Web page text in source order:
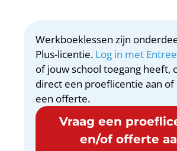
Werkboeklessen zijn
Plus-licentie. Log in met Entree
of jouw school toegang heeft,
direct een proeflicentie aan of
een offerte.
Vraag een
en/of offerte